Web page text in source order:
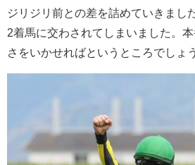
ジリジリ前との差を詰めていきまし
2着馬に交わされてしまいました。
さをいかせればというところでしょ